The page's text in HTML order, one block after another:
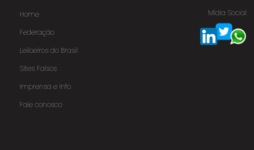
Home
Federação
Leiloeiros do Brasil
Sites Falsos
Imprensa e Info
Fale conosco
Mídia Social